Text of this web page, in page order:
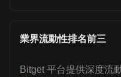
業界流動性排名前三
Bitget 平台提供深度流